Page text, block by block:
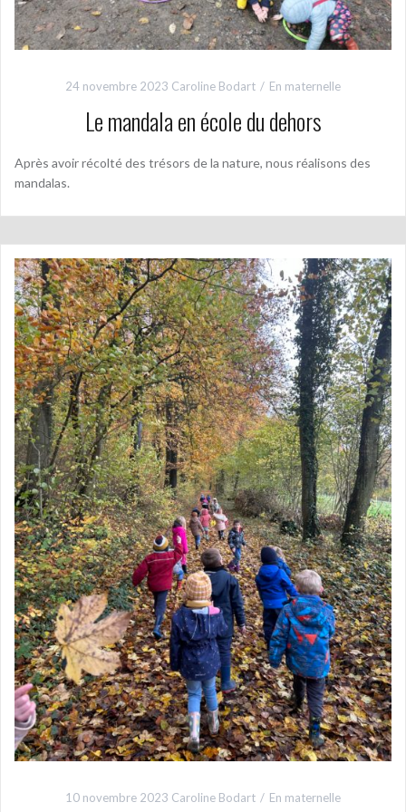
24 novembre 2023 Caroline Bodart En maternelle
Le mandala en école du dehors
Après avoir récolté des trésors de la nature, nous réalisons des
mandalas.
10 novembre 2023 Caroline Bodart En maternelle